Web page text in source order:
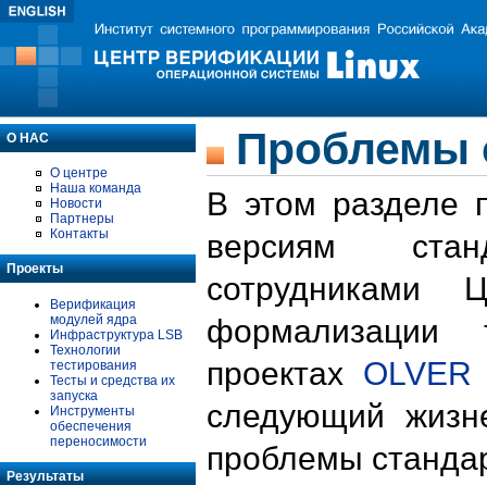
О НАС
О центре
Наша команда
Новости
Партнеры
Контакты
Проекты
Верификация
модулей ядра
Инфраструктура LSB
Технологии
тестирования
Тесты и средства их
запуска
Инструменты
обеспечения
переносимости
Результаты
Проблемы
В этом разделе
версиям
формализации
проектах OLVER
следующий
проблемы